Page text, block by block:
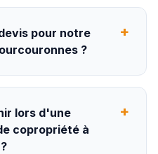
pour notre
?
+
lors d'une
copropriété à
+